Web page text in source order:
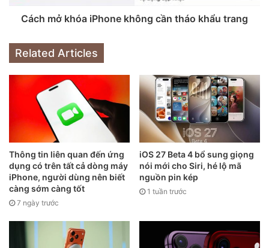
Trước đây không lâu, các nhà phân tích Blayne Curtis và
Thomas O’Malley của Barclays đã thông báo rằng cả 4
mẫu iPhone 13 sẽ được trang bị camera góc siêu rộng
được nâng cấp với khẩu độ thay đổi lên đến f/1.8, trong khi
ống kính iPhone 12 chỉ có khẩu độ góc rộng là f/2.4.
Cách mở khóa iPhone không cần tháo khẩu trang
Related Articles
Thông tin liên quan đến ứng
dụng có trên tất cả dòng máy
iPhone, người dùng nên biết
càng sớm càng tốt
7 ngày trước
iOS 27 Beta 4 bổ sung giọng
nói mới cho Siri, hé lộ mã
nguồn pin kép
1 tuần trước